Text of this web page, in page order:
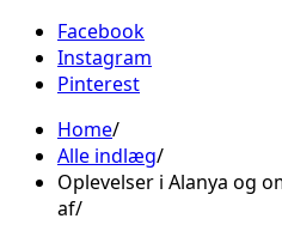
Facebook
Instagram
Pinterest
Home
Alle indlæg
Oplevelser i Alanya og
af